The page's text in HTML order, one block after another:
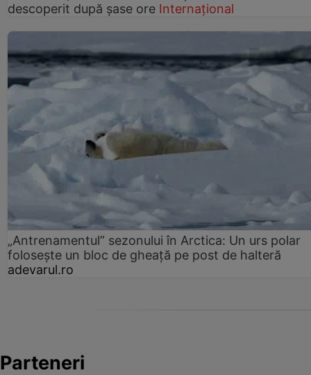
descoperit după șase ore Internațional
„Antrenamentul” sezonului în Arctica: Un urs polar
folosește un bloc de gheață pe post de halteră
adevarul.ro
Parteneri